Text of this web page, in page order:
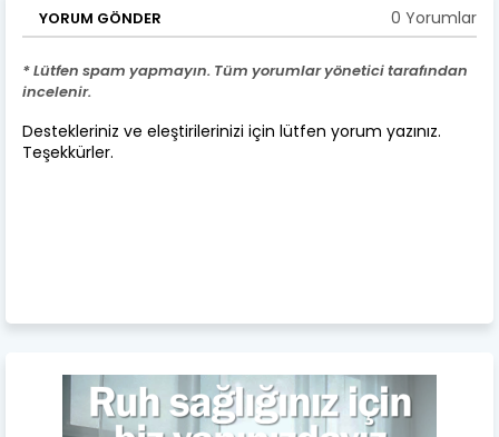
YORUM GÖNDER 0 Yorumlar
* Lütfen spam yapmayın. Tüm yorumlar yönetici tarafından
incelenir.
Destekleriniz ve eleştirilerinizi için lütfen yorum yazınız.
Teşekkürler.